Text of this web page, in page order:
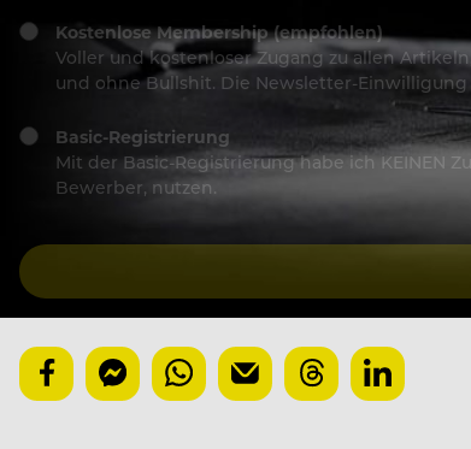
Kostenlose Membership (empfohlen)
Voller und kostenloser Zugang zu allen
und ohne Bullshit. Die Newsletter-
Basic-Registrierung
Mit der Basic-Registrierung habe ich KEINEN
Bewerber, nutzen.